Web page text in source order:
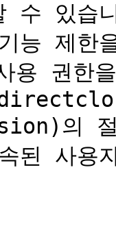
수 있습
능 제한
용 권한
의
된 사용